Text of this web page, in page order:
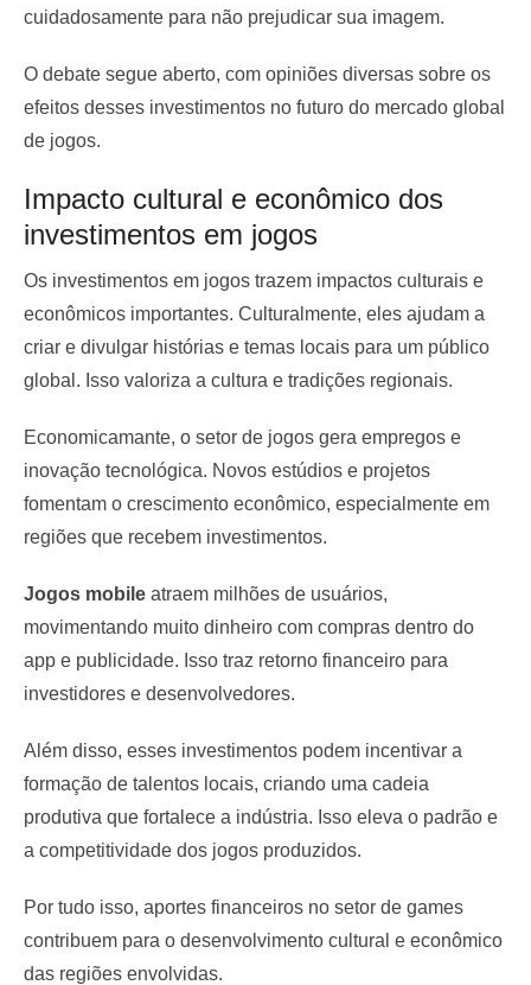
cuidadosamente para não prejudicar sua imagem.
O debate segue aberto, com opiniões diversas sobre os
efeitos desses investimentos no futuro do mercado global
de jogos.
Impacto cultural e econômico dos
investimentos em jogos
Os investimentos em jogos trazem impactos culturais e
econômicos importantes. Culturalmente, eles ajudam a
criar e divulgar histórias e temas locais para um público
global. Isso valoriza a cultura e tradições regionais.
Economicamante, o setor de jogos gera empregos e
inovação tecnológica. Novos estúdios e projetos
fomentam o crescimento econômico, especialmente em
regiões que recebem investimentos.
Jogos mobile atraem milhões de usuários,
movimentando muito dinheiro com compras dentro do
app e publicidade. Isso traz retorno financeiro para
investidores e desenvolvedores.
Além disso, esses investimentos podem incentivar a
formação de talentos locais, criando uma cadeia
produtiva que fortalece a indústria. Isso eleva o padrão e
a competitividade dos jogos produzidos.
Por tudo isso, aportes financeiros no setor de games
contribuem para o desenvolvimento cultural e econômico
das regiões envolvidas.